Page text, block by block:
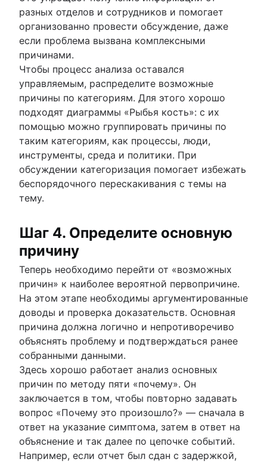
разных отделов и сотрудников и помогает
организованно провести обсуждение, даже
если проблема вызвана комплексными
причинами.
Чтобы процесс анализа оставался
управляемым, распределите возможные
причины по категориям. Для этого хорошо
подходят диаграммы «Рыбья кость»: с их
помощью можно группировать причины по
таким категориям, как процессы, люди,
инструменты, среда и политики. При
обсуждении категоризация помогает избежать
беспорядочного перескакивания с темы на
тему.
Шаг 4. Определите основную
причину
Теперь необходимо перейти от «возможных
причин» к наиболее вероятной первопричине.
На этом этапе необходимы аргументированные
доводы и проверка доказательств. Основная
причина должна логично и непротиворечиво
объяснять проблему и подтверждаться ранее
собранными данными.
Здесь хорошо работает анализ основных
причин по методу пяти «почему». Он
заключается в том, чтобы повторно задавать
вопрос «Почему это произошло?» — сначала в
ответ на указание симптома, затем в ответ на
объяснение и так далее по цепочке событий.
Например, если отчет был сдан с задержкой,